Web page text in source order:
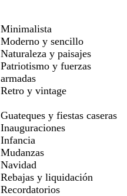
Minimalista
Moderno y sencillo
Naturaleza y paisajes
Patriotismo y fuerzas
armadas
Retro y vintage
Guateques y fiestas caseras
Inauguraciones
Infancia
Mudanzas
Navidad
Rebajas y liquidación
Recordatorios